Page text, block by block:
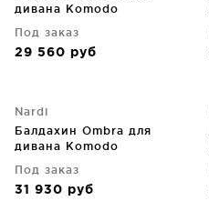
дивана Komodo
Под заказ
29 560 руб
Nardi
Балдахин Ombra для
дивана Komodo
Под заказ
31 930 руб